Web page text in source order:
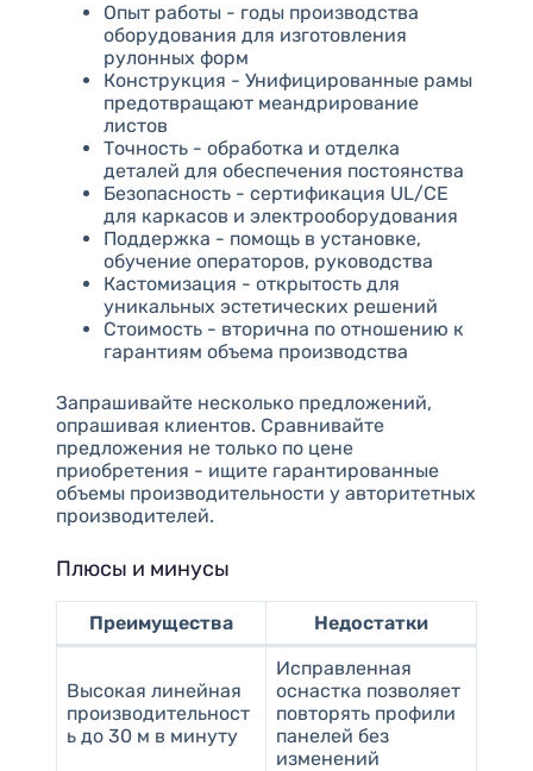
Опыт работы - годы производства
оборудования для изготовления
рулонных форм
Конструкция - Унифицированные рамы
предотвращают меандрирование
листов
Точность - обработка и отделка
деталей для обеспечения постоянства
Безопасность - сертификация UL/CE
для каркасов и электрооборудования
Поддержка - помощь в установке,
обучение операторов, руководства
Кастомизация - открытость для
уникальных эстетических решений
Стоимость - вторична по отношению к
гарантиям объема производства
Запрашивайте несколько предложений,
опрашивая клиентов. Сравнивайте
предложения не только по цене
приобретения - ищите гарантированные
объемы производительности у авторитетных
производителей.
Плюсы и минусы
Преимущества Недостатки
Высокая линейная
производительност
ь до 30 м в минуту
Исправленная
оснастка позволяет
повторять профили
панелей без
изменений